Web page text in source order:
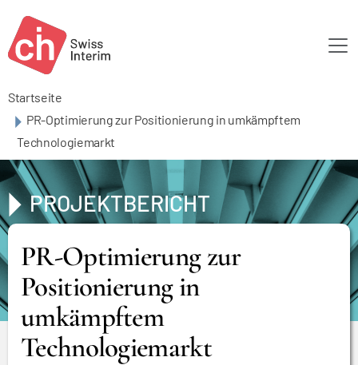
Startseite
PR-Optimierung zur Positionierung in umkämpftem
Technologiemarkt
PROJEKTBERICHT
PR-Optimierung zur
Positionierung in
umkämpftem
Technologiemarkt